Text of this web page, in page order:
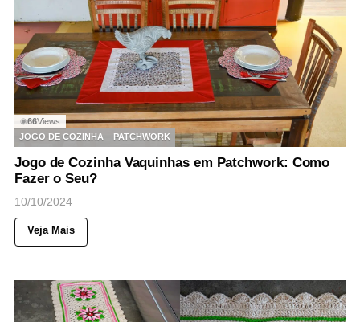
◉66Views
JOGO DE COZINHA
PATCHWORK
Jogo de Cozinha Vaquinhas em Patchwork: Como
Fazer o Seu?
10/10/2024
Veja Mais